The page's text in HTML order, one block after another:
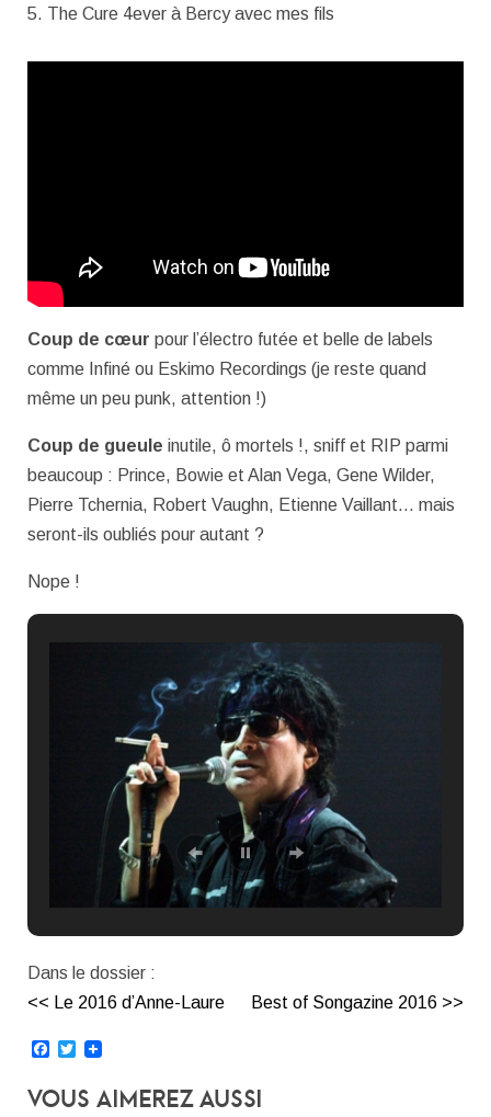
The Cure 4ever à Bercy avec mes fils
Coup de cœur pour l’électro futée et belle de labels
comme Infiné ou Eskimo Recordings (je reste quand
même un peu punk, attention !)
Coup de gueule inutile, ô mortels !, sniff et RIP parmi
beaucoup : Prince, Bowie et Alan Vega, Gene Wilder,
Pierre Tchernia, Robert Vaughn, Etienne Vaillant… mais
seront-ils oubliés pour autant ?
Nope !
Dans le dossier :
<< Le 2016 d’Anne-Laure
Best of Songazine 2016 >>
Facebook
Twitter
Vous Aimerez Aussi